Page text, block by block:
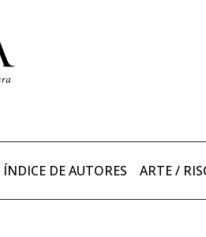
ÍNDICE DE AUTORES ARTE /